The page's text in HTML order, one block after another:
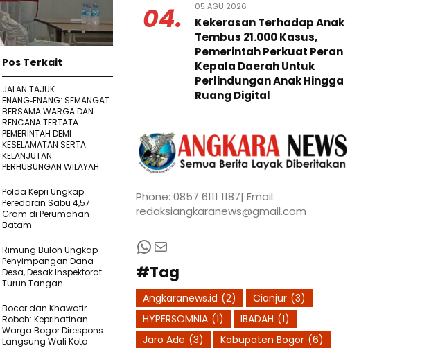
Pos Terkait
JALAN TAJUK
ENANG‑ENANG: SEMANGAT
BERSAMA WARGA DAN
RENCANA TERTATA
PEMERINTAH DEMI
KESELAMATAN SERTA
KELANJUTAN
PERHUBUNGAN WILAYAH
Polda Kepri Ungkap
Peredaran Sabu 4,57
Gram di Perumahan
Batam
Rimung Buloh Ungkap
Penyimpangan Dana
Desa, Desak Inspektorat
Turun Tangan
Bocor dan Khawatir
Roboh: Keprihatinan
Warga Bogor Direspons
Langsung Wali Kota
04. 05 AGU 2026
Kekerasan Terhadap Anak
Tembus 21.000 Kasus,
Pemerintah Perkuat Peran
Kepala Daerah Untuk
Perlindungan Anak Hingga
Ruang Digital
Phone: 0857 6111 1187| Email:
redaksiangkaranews@gmail.com
WhatsApp
Mail
#Tag
Angkaranews.id (2) Cianjur (3)
HYPERSOMNIA (1) IBADAH (1)
Jaro Ade (3) Kabupaten Bogor (6)